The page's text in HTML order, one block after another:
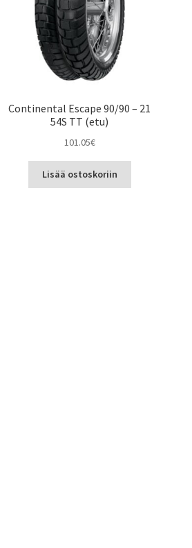
Continental Escape 90/90 – 21
54S TT (etu)
101.05€
Lisää ostoskoriin